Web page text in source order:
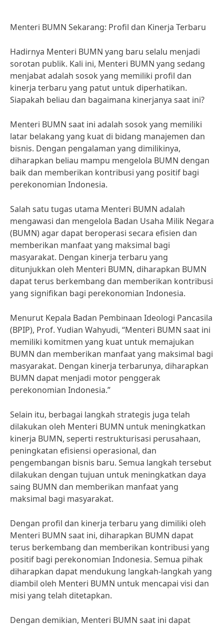
Menteri BUMN Sekarang: Profil dan Kinerja Terbaru
Hadirnya Menteri BUMN yang baru selalu menjadi
sorotan publik. Kali ini, Menteri BUMN yang sedang
menjabat adalah sosok yang memiliki profil dan
kinerja terbaru yang patut untuk diperhatikan.
Siapakah beliau dan bagaimana kinerjanya saat ini?
Menteri BUMN saat ini adalah sosok yang memiliki
latar belakang yang kuat di bidang manajemen dan
bisnis. Dengan pengalaman yang dimilikinya,
diharapkan beliau mampu mengelola BUMN dengan
baik dan memberikan kontribusi yang positif bagi
perekonomian Indonesia.
Salah satu tugas utama Menteri BUMN adalah
mengawasi dan mengelola Badan Usaha Milik Negara
(BUMN) agar dapat beroperasi secara efisien dan
memberikan manfaat yang maksimal bagi
masyarakat. Dengan kinerja terbaru yang
ditunjukkan oleh Menteri BUMN, diharapkan BUMN
dapat terus berkembang dan memberikan kontribusi
yang signifikan bagi perekonomian Indonesia.
Menurut Kepala Badan Pembinaan Ideologi Pancasila
(BPIP), Prof. Yudian Wahyudi, “Menteri BUMN saat ini
memiliki komitmen yang kuat untuk memajukan
BUMN dan memberikan manfaat yang maksimal bagi
masyarakat. Dengan kinerja terbarunya, diharapkan
BUMN dapat menjadi motor penggerak
perekonomian Indonesia.”
Selain itu, berbagai langkah strategis juga telah
dilakukan oleh Menteri BUMN untuk meningkatkan
kinerja BUMN, seperti restrukturisasi perusahaan,
peningkatan efisiensi operasional, dan
pengembangan bisnis baru. Semua langkah tersebut
dilakukan dengan tujuan untuk meningkatkan daya
saing BUMN dan memberikan manfaat yang
maksimal bagi masyarakat.
Dengan profil dan kinerja terbaru yang dimiliki oleh
Menteri BUMN saat ini, diharapkan BUMN dapat
terus berkembang dan memberikan kontribusi yang
positif bagi perekonomian Indonesia. Semua pihak
diharapkan dapat mendukung langkah-langkah yang
diambil oleh Menteri BUMN untuk mencapai visi dan
misi yang telah ditetapkan.
Dengan demikian, Menteri BUMN saat ini dapat